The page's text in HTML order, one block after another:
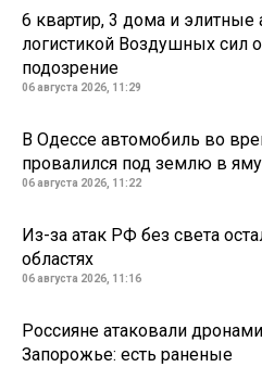
6 квартир, 3 дома и
логистикой Воздушных сил
подозрение
06 августа 2026, 11:29
В Одессе автомобиль во
провалился под землю в
06 августа 2026, 11:22
Из-за атак РФ без света
областях
06 августа 2026, 11:16
Россияне атаковали
Запорожье: есть раненые